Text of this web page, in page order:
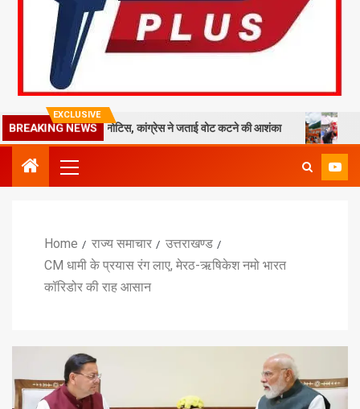
EXCLUSIVE
BREAKING NEWS
को नोटिस, कांग्रेस ने जताई वोट कटने की आशंका धराली आपदा
Home राज्य समाचार
उत्तराखण्ड
CM धामी के प्रयास रंग लाए, मेरठ-ऋषिकेश नमो भारत
कॉरिडोर की राह आसान